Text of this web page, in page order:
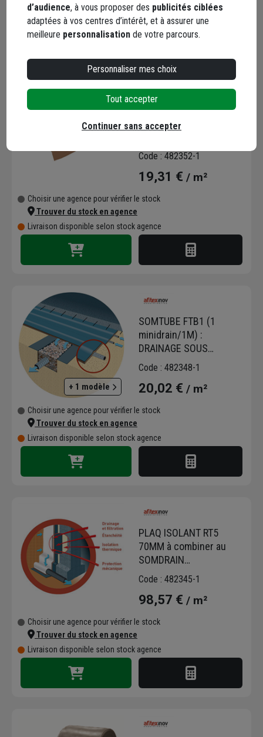
Livraison disponible selon stock agence
DRAINTUBE FTP:
DRAINAGE SOUS
97.5M2/50X1.95M. PRIX
AU M2
Code : 482352-1
19,31 € / m²
Choisir une agence pour vérifier le stock
Trouver du stock en agence
Livraison disponible selon stock agence
+ 1 modèle
SOMTUBE FTB1 (1
minidrain/1M) :
DRAINAGE SOUS
DALLAGE/RL
97.5M2/50X1.95M. LE
M2
Code : 482348-1
20,02 € / m²
Choisir une agence pour vérifier le stock
Trouver du stock en agence
Livraison disponible selon stock agence
PLAQ ISOLANT RT5
70MM à combiner au
SOMDRAIN
T5,AFICOL,PROFIL
RT5/2.5X1.2M.LE M2
Code : 482345-1
98,57 € / m²
Choisir une agence pour vérifier le stock
Trouver du stock en agence
Livraison disponible selon stock agence
d’audience, à vous proposer des publicités ciblées
adaptées à vos centres d’intérêt, et à assurer une
meilleure personnalisation de votre parcours.
Personnaliser mes choix
Tout accepter
Continuer sans accepter